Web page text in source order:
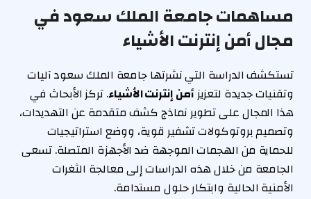
مساهمات جامعة الملك سعود في
مجال أمن إنترنت الأشياء
تستكشف الدراسة التي نشرتها جامعة الملك سعود آليات
وتقنيات جديدة لتعزيزأمن إنترنت الأشياء. تركز الأبحاث في
هذا المجال على تطوير نماذج كشف متقدمة عن التهديدات،
وتصميم بروتوكولات تشفير قوية، ووضع استراتيجيات
للحماية من الهجمات الموجهة ضد الأجهزة المتصلة. تسعى
الجامعة من خلال هذه الدراسات إلى معالجة الثغرات
الأمنية الحالية وابتكار حلول مستدامة.